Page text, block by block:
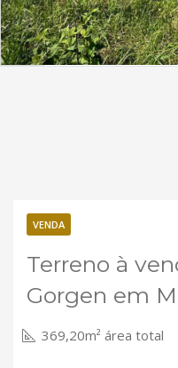
VENDA
Terreno à
Gorgen em
369,20m² área total